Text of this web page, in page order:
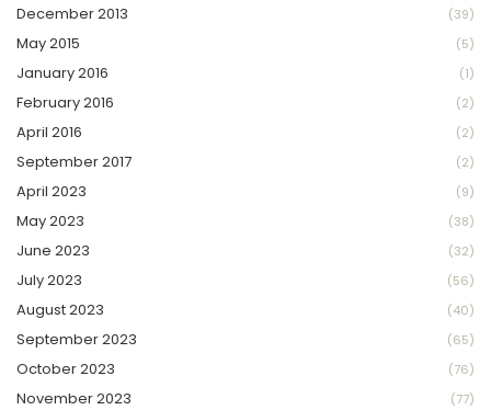
December 2013 (39)
May 2015 (5)
January 2016 (1)
February 2016 (2)
April 2016 (2)
September 2017 (2)
April 2023 (9)
May 2023 (38)
June 2023 (32)
July 2023 (56)
August 2023 (40)
September 2023 (65)
October 2023 (76)
November 2023 (77)